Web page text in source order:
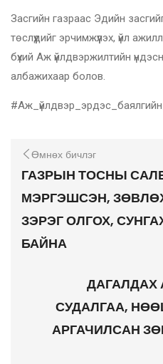
Засгийн газраас Эдийн
төслүүдийг эрчимжүүлэх, үйл
бүхий Аж үйлдвэржилтийн
албажихаар болов.
Өмнөх бичлэг
ГАЗРЫН ТОСНЫ
МЭРГЭШСЭН,
ЗЭРЭГ ОЛГОХ,
БАЙНА
СУДАЛГАА,
АРГАЧИЛСАН